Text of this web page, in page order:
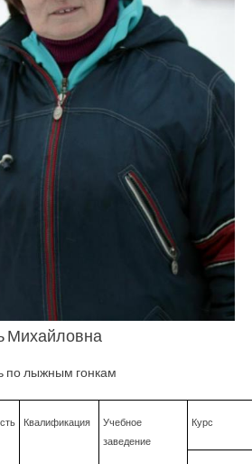
Михайловна
по лыжным гонкам
Квалификация
Учебное
заведение
Курс